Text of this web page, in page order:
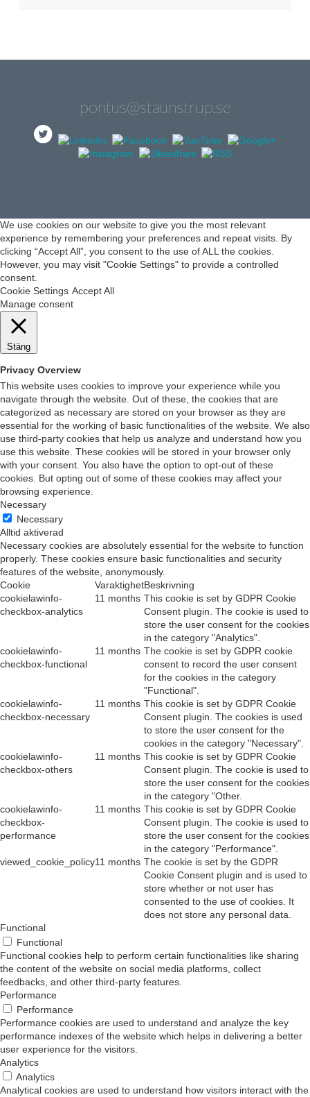
pontus@staunstrup.se
We use cookies on our website to give you the most relevant
experience by remembering your preferences and repeat visits. By
clicking “Accept All”, you consent to the use of ALL the cookies.
However, you may visit "Cookie Settings" to provide a controlled
consent.
Cookie Settings Accept All
Manage consent
Stäng
Privacy Overview
This website uses cookies to improve your experience while you
navigate through the website. Out of these, the cookies that are
categorized as necessary are stored on your browser as they are
essential for the working of basic functionalities of the website. We also
use third-party cookies that help us analyze and understand how you
use this website. These cookies will be stored in your browser only
with your consent. You also have the option to opt-out of these
cookies. But opting out of some of these cookies may affect your
browsing experience.
Necessary
Necessary
Alltid aktiverad
Necessary cookies are absolutely essential for the website to function
properly. These cookies ensure basic functionalities and security
features of the website, anonymously.
Cookie
VaraktighetBeskrivning
cookielawinfo-
checkbox-analytics
11 months This cookie is set by GDPR Cookie
Consent plugin. The cookie is used to
store the user consent for the cookies
in the category "Analytics".
cookielawinfo-
checkbox-functional
11 months The cookie is set by GDPR cookie
consent to record the user consent
for the cookies in the category
"Functional".
cookielawinfo-
checkbox-necessary
11 months This cookie is set by GDPR Cookie
Consent plugin. The cookies is used
to store the user consent for the
cookies in the category "Necessary".
cookielawinfo-
checkbox-others
11 months This cookie is set by GDPR Cookie
Consent plugin. The cookie is used to
store the user consent for the cookies
in the category "Other.
cookielawinfo-
checkbox-
performance
11 months This cookie is set by GDPR Cookie
Consent plugin. The cookie is used to
store the user consent for the cookies
in the category "Performance".
viewed_cookie_policy11 months The cookie is set by the GDPR
Cookie Consent plugin and is used to
store whether or not user has
consented to the use of cookies. It
does not store any personal data.
Functional
Functional
Functional cookies help to perform certain functionalities like sharing
the content of the website on social media platforms, collect
feedbacks, and other third-party features.
Performance
Performance
Performance cookies are used to understand and analyze the key
performance indexes of the website which helps in delivering a better
user experience for the visitors.
Analytics
Analytics
Analytical cookies are used to understand how visitors interact with the